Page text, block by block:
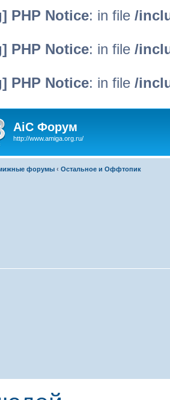
PHP Notice: in file /
PHP Notice: in file /
PHP Notice: in file /
AiC Форум
http://www.amiga.org.ru/
форумы ‹ Остальное и Оффтопик